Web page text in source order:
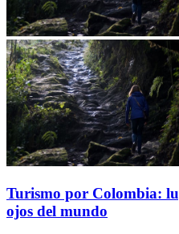
Turismo por Colombia:
ojos del mundo